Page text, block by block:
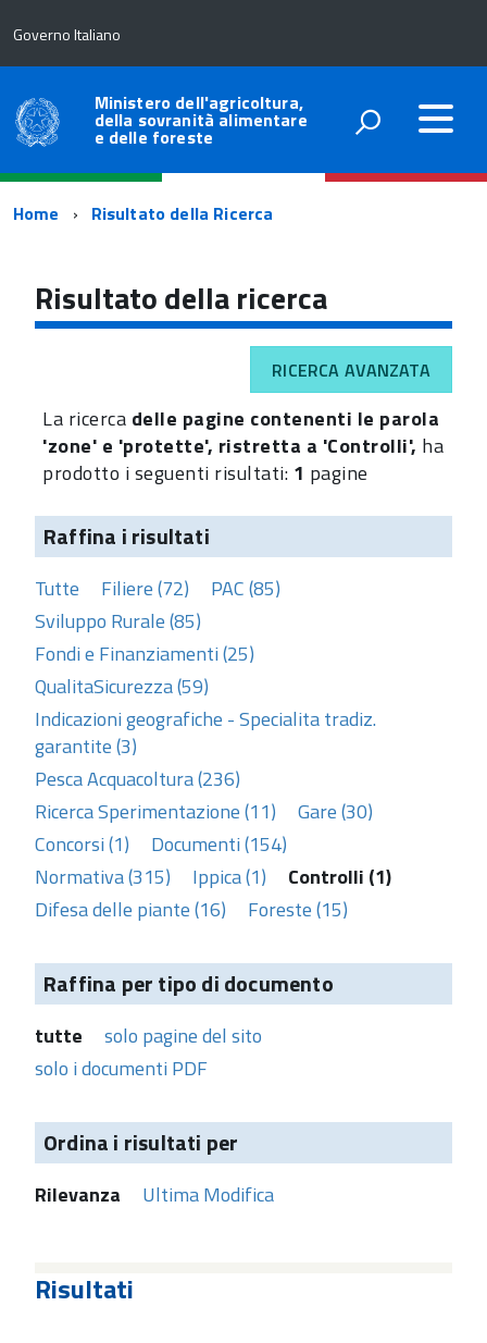
Governo Italiano
Ministero dell'agricoltura,
della sovranità alimentare
e delle foreste
Percorso
navigazione
Home Risultato della Ricerca
Risultato della ricerca
RICERCA AVANZATA
La ricerca delle pagine contenenti le parola
'zone' e 'protette', ristretta a 'Controlli', ha
prodotto i seguenti risultati: 1 pagine
Raffina i risultati
Tutte Filiere (72)
PAC (85)
Sviluppo Rurale (85)
Fondi e Finanziamenti (25)
QualitaSicurezza (59)
Indicazioni geografiche - Specialita tradiz.
garantite (3)
Pesca Acquacoltura (236)
Ricerca Sperimentazione (11)
Gare (30)
Concorsi (1)
Documenti (154)
Normativa (315)
Ippica (1)
Controlli (1)
Difesa delle piante (16)
Foreste (15)
Raffina per tipo di documento
tutte
solo pagine del sito
solo i documenti PDF
Ordina i risultati per
Rilevanza Ultima Modifica
Risultati